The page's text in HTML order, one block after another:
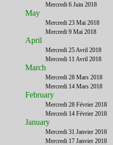
Mercredi 6 Juin 2018
May
Mercredi 23 Mai 2018
Mercredi 9 Mai 2018
April
Mercredi 25 Avril 2018
Mercredi 11 Avril 2018
March
Mercredi 28 Mars 2018
Mercredi 14 Mars 2018
February
Mercredi 28 Février 2018
Mercredi 14 Février 2018
January
Mercredi 31 Janvier 2018
Mercredi 17 Janvier 2018